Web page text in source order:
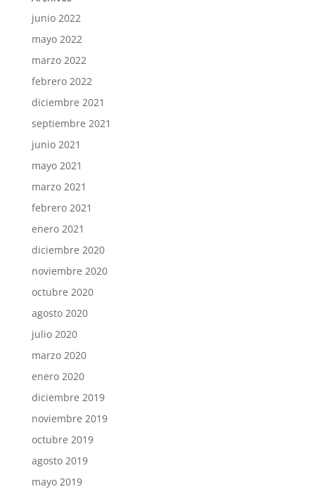
junio 2022
mayo 2022
marzo 2022
febrero 2022
diciembre 2021
septiembre 2021
junio 2021
mayo 2021
marzo 2021
febrero 2021
enero 2021
diciembre 2020
noviembre 2020
octubre 2020
agosto 2020
julio 2020
marzo 2020
enero 2020
diciembre 2019
noviembre 2019
octubre 2019
agosto 2019
mayo 2019